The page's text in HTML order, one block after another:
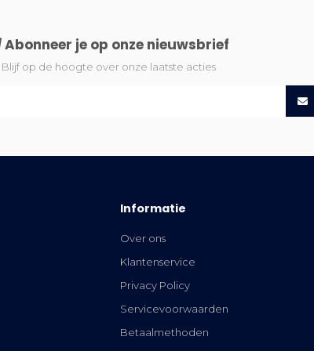
Abonneer je op onze nieuwsbrief
Blijf op de hoogte over onze laatste acties
Informatie
Over ons
Klantenservice
Privacy Policy
Servicevoorwaarden
Betaalmethoden